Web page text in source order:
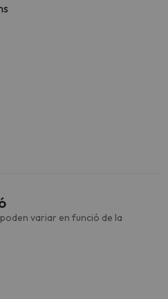
variar en funció de la